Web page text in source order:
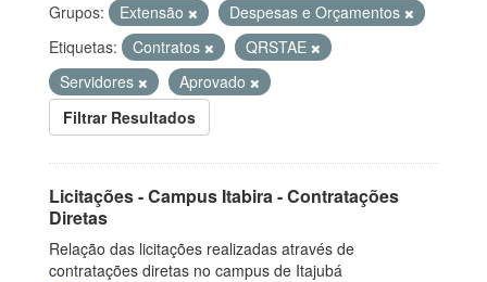
Grupos: Extensão
Despesas e Orçamentos
Etiquetas:
Contratos
QRSTAE
Servidores
Aprovado
Filtrar Resultados
Licitações - Campus Itabira - Contratações
Diretas
Relação das licitações realizadas através de
contratações diretas no campus de Itajubá